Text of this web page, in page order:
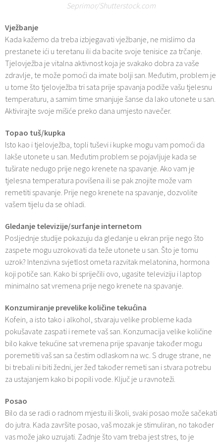
Seprimor/Shutterstock.com
Vježbanje
Kada kažemo da treba izbjegavati vježbanje, ne mislimo da
prestanete ići u teretanu ili da bacite svoje tenisice za trčanje.
Tjelovježba je vitalna aktivnost koja je svakako dobra za vaše
zdravlje, te može pomoći da imate bolji san. Međutim, problem je
u tome što tjelovježba tri sata prije spavanja podiže vašu tjelesnu
temperaturu, a samim time smanjuje šanse da lako utonete u san.
Aktivirajte svoje mišiće preko dana umjesto navečer.
Topao tuš/kupka
Isto kao i tjelovježba, topli tuševi i kupke mogu vam pomoći da
lakše utonete u san. Međutim problem se pojavljuje kada se
tuširate nedugo prije nego krenete na spavanje. Ako vam je
tjelesna temperatura povišena ili se pak znojite može vam
remetiti spavanje. Prije nego krenete na spavanje, dozvolite
vašem tijelu da se ohladi.
Gledanje televizije/surfanje internetom
Posljednje studije pokazuju da gledanje u ekran prije nego što
zaspete mogu uzrokovati da teže utonete u san. Što je tomu
uzrok? Intenzivna svjetlost ometa razvitak melatonina, hormona
koji potiče san. Kako bi spriječili ovo, ugasite televiziju i laptop
minimalno sat vremena prije nego krenete na spavanje.
Konzumiranje prevelike količine tekućina
Kofein, a isto tako i alkohol, stvaraju velike probleme kada
pokušavate zaspati i remete vaš san. Konzumacija velike količine
bilo kakve tekućine sat vremena prije spavanje također mogu
poremetiti vaš san sa čestim odlaskom na wc. S druge strane, ne
bi trebali ni biti žedni, jer žeđ također remeti san i stvara potrebu
za ustajanjem kako bi popili vode. Ključ je u ravnoteži.
Posao
Bilo da se radi o radnom mjestu ili školi, svaki posao može sačekati
do jutra. Kada završite posao, vaš mozak je stimuliran, no također
vas može jako uzrujati. Zadnje što vam treba jest stres, to je